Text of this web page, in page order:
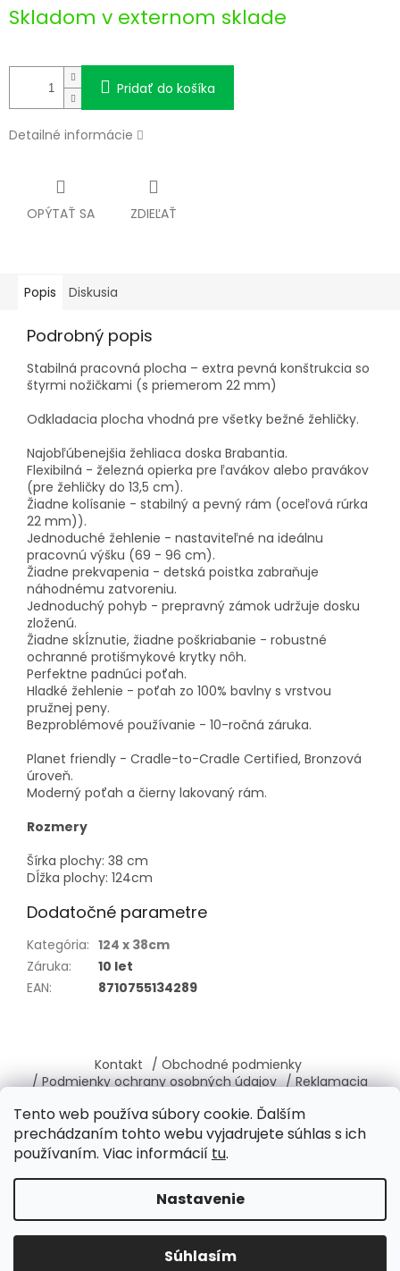
Tento web používa súbory cookie. Ďalším
prechádzaním tohto webu vyjadrujete súhlas s ich
používaním. Viac informácií tu.
Nastavenie
Súhlasím
cena:
Skladom v externom sklade
Pridať do košíka
Detailné informácie
OPÝTAŤ SA ZDIEĽAŤ
Popis Diskusia
Podrobný popis
Stabilná pracovná plocha – extra pevná konštrukcia so
štyrmi nožičkami (s priemerom 22 mm)
Odkladacia plocha vhodná pre všetky bežné žehličky.
Najobľúbenejšia žehliaca doska Brabantia.
Flexibilná - železná opierka pre ľavákov alebo pravákov
(pre žehličky do 13,5 cm).
Žiadne kolísanie - stabilný a pevný rám (oceľová rúrka
22 mm)).
Jednoduché žehlenie - nastaviteľné na ideálnu
pracovnú výšku (69 - 96 cm).
Žiadne prekvapenia - detská poistka zabraňuje
náhodnému zatvoreniu.
Jednoduchý pohyb - prepravný zámok udržuje dosku
zloženú.
Žiadne skĺznutie, žiadne poškriabanie - robustné
ochranné protišmykové krytky nôh.
Perfektne padnúci poťah.
Hladké žehlenie - poťah zo 100% bavlny s vrstvou
pružnej peny.
Bezproblémové používanie - 10-ročná záruka.
Planet friendly - Cradle-to-Cradle Certified, Bronzová
úroveň.
Moderný poťah a čierny lakovaný rám.
Rozmery
Šírka plochy: 38 cm
Dĺžka plochy: 124cm
Dodatočné parametre
Kategória: 124 x 38cm
Záruka:
10 let
EAN: 8710755134289
p
ä
Kontakt / Obchodné podmienky
/ Podmienky ochrany osobných údajov / Reklamacia
Copyright 2026Brabantia-shop.sk. Všetky práva
vyhradené.